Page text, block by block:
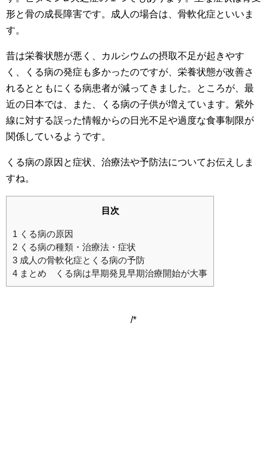
形と骨の成長障害です。成人の場合は、骨軟化症といいま
す。
昔は栄養状態が悪く、カルシウムの摂取不足が起きやす
く、くる病の発症も多かったのですが、栄養状態が改善さ
れるとともにくる病患者が減ってきました。ところが、最
近の日本では、また、くる病の子供が増えています。紫外
線に対する誤った情報からの日光不足や過度な食事制限が
関係しているようです。
くる病の原因と症状、治療法や予防法についてお伝えしま
すね。
目次
1 くる病の原因
2 くる病の種類・治療法・症状
3 成人の骨軟化症とくる病の予防
4 まとめ くる病は早期発見早期治療開始が大事
/*